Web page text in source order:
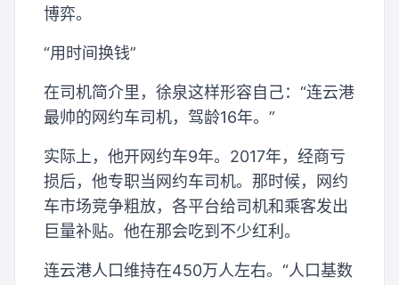
博弈。
“用时间换钱”
在司机简介里，徐泉这样形容自己：“连云港
最帅的网约车司机，驾龄16年。”
实际上，他开网约车9年。2017年，经商亏
损后，他专职当网约车司机。那时候，网约
车市场竞争粗放，各平台给司机和乘客发出
巨量补贴。他在那会吃到不少红利。
连云港人口维持在450万人左右。“人口基数